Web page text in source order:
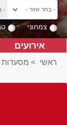
צמחוני
אירועים
ראשי > מסעדות